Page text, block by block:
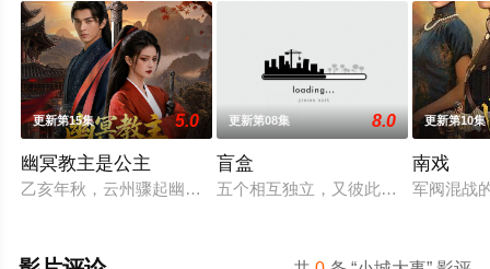
更新第15集 5.0
幽冥教主是公主
乙亥年秋，云州骤起幽冥教，教主独孤晴专杀薄情负心德行有
更新第08集 8.0
盲盒
五个相互独立，又彼此呼应的故事
更新第10集
南戏
军阀混战